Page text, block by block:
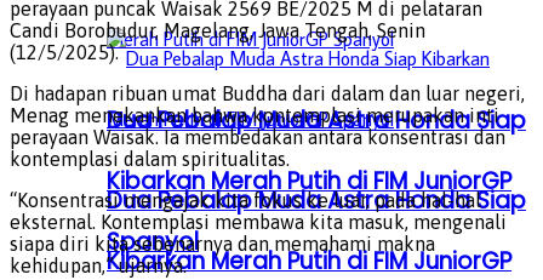
Dua Pebalap Muda Astra Honda Siap
Kibarkan Merah Putih di FIM JuniorGP
Spanyol
Dua Pebalap Muda Astra Honda Siap
Kibarkan Merah Putih di FIM JuniorGP
perayaan puncak Waisak 2569 BE/2025 M di pelataran
Candi Borobudur, Magelang, Jawa Tengah, Senin
(12/5/2025).
Di hadapan ribuan umat Buddha dari dalam dan luar negeri,
Menag menekankan bahwa kontemplasi merupakan inti
perayaan Waisak. Ia membedakan antara konsentrasi dan
kontemplasi dalam spiritualitas.
“Konsentrasi mengajak kita fokus ke luar, pada hal-hal
eksternal. Kontemplasi membawa kita masuk, mengenali
siapa diri kita sebenarnya dan memahami makna
kehidupan,” ujarnya.